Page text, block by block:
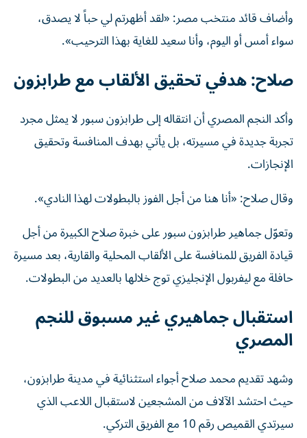
وأضاف قائد منتخب مصر: «لقد أظهرتم لي حباً لا يصدق،
سواء أمس أو اليوم، وأنا سعيد للغاية بهذا الترحيب».
صلاح: هدفي تحقيق الألقاب مع طرابزون
وأكد النجم المصري أن انتقاله إلى طرابزون سبور لا يمثل مجرد
تجربة جديدة في مسيرته، بل يأتي بهدف المنافسة وتحقيق
الإنجازات.
وقال صلاح: «أنا هنا من أجل الفوز بالبطولات لهذا النادي».
وتعوّل جماهير طرابزون سبور على خبرة صلاح الكبيرة من أجل
قيادة الفريق للمنافسة على الألقاب المحلية والقارية، بعد مسيرة
حافلة مع ليفربول الإنجليزي توج خلالها بالعديد من البطولات.
استقبال جماهيري غير مسبوق للنجم
المصري
وشهد تقديم محمد صلاح أجواء استثنائية في مدينة طرابزون،
حيث احتشد الآلاف من المشجعين لاستقبال اللاعب الذي
سيرتدي القميص رقم 10 مع الفريق التركي.